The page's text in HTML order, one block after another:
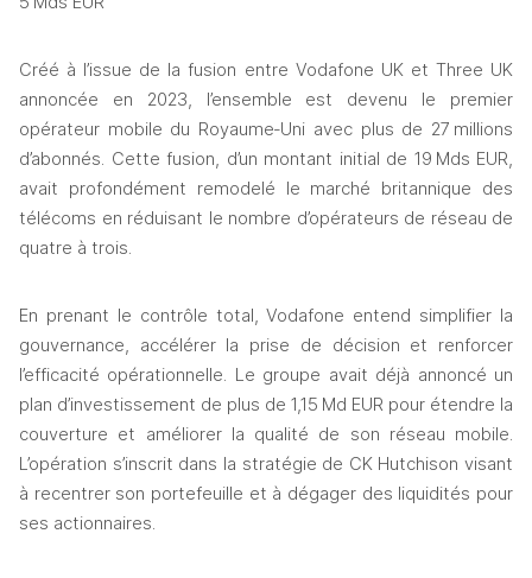
Créé à l’issue de la fusion entre Vodafone UK et Three UK
annoncée en 2023, l’ensemble est devenu le premier
opérateur mobile du Royaume‑Uni avec plus de 27 millions
d’abonnés. Cette fusion, d’un montant initial de 19 Mds EUR,
avait profondément remodelé le marché britannique des
télécoms en réduisant le nombre d’opérateurs de réseau de
quatre à trois.
En prenant le contrôle total, Vodafone entend simplifier la
gouvernance, accélérer la prise de décision et renforcer
l’efficacité opérationnelle. Le groupe avait déjà annoncé un
plan d’investissement de plus de 1,15 Md EUR pour étendre la
couverture et améliorer la qualité de son réseau mobile.
L’opération s’inscrit dans la stratégie de CK Hutchison visant
à recentrer son portefeuille et à dégager des liquidités pour
ses actionnaires.